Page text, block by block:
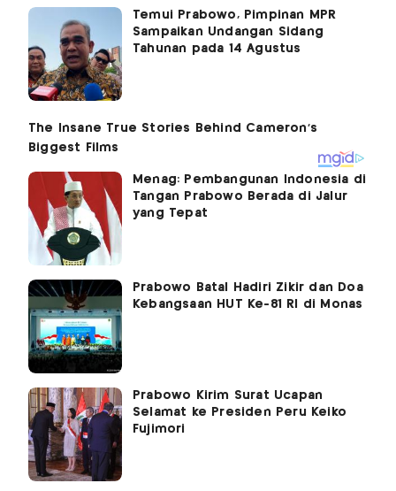
Temui Prabowo, Pimpinan MPR
Sampaikan Undangan Sidang
Tahunan pada 14 Agustus
Menag: Pembangunan Indonesia di
Tangan Prabowo Berada di Jalur
yang Tepat
Prabowo Batal Hadiri Zikir dan Doa
Kebangsaan HUT Ke-81 RI di Monas
Prabowo Kirim Surat Ucapan
Selamat ke Presiden Peru Keiko
Fujimori